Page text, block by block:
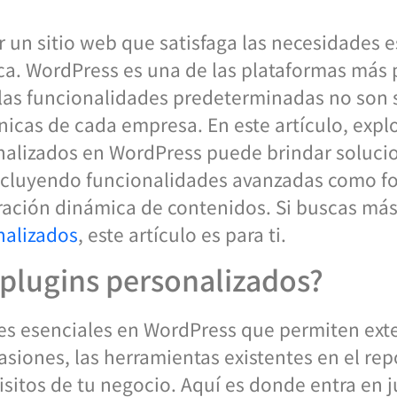
sitio web que satisfaga las necesidades
WordPress es una de las plataformas
funcionalidades predeterminadas no son
de cada empresa. En este artículo,
en WordPress puede brindar
funcionalidades avanzadas como
dinámica de contenidos. Si buscas
, este artículo es para ti.
personalizados?
esenciales en WordPress que permiten
las herramientas existentes en el
de tu negocio. Aquí es donde entra en